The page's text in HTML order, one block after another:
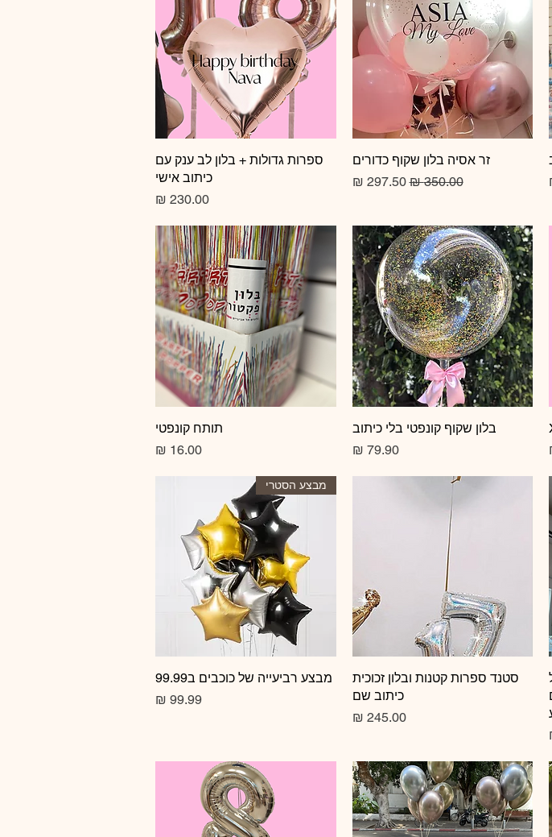
תצוגה מהירה
זר אסיה בלון שקוף כדורים
מחיר רגיל‏350.00 ‏₪ מחיר מבצע‏297.50 ‏₪
תצוגה מהירה
ספרות גדולות + בלון לב ענק עם
כיתוב אישי
מחיר
תצוגה מהירה
בלון שקוף קונפטי בלי כיתוב
מחיר‏79.90 ‏₪
תצוגה מהירהתותח קונפטי
מחיר
תצוגה מהירה
סטנד ספרות קטנות ובלון זכוכית
כיתוב שם
מחיר‏245.00 ‏₪
תצוגה מהירה
מבצע הסטרי
מבצע רביעייה של כוכבים ב99.99
מחיר